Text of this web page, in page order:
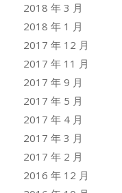
2018 年 3 月
2018 年 1 月
2017 年 12 月
2017 年 11 月
2017 年 9 月
2017 年 5 月
2017 年 4 月
2017 年 3 月
2017 年 2 月
2016 年 12 月